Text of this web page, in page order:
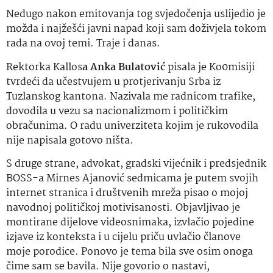
Nedugo nakon emitovanja tog svjedočenja uslijedio je
možda i najžešći javni napad koji sam doživjela tokom
rada na ovoj temi. Traje i danas.
Rektorka Kallosa Anka Bulatovićpisala je Ko0misiji
tvrdeći da učestvujem u protjerivanju Srba iz
Tuzlanskog kantona. Nazivala me radnicom trafike,
dovodila u vezu sa nacionalizmom i političkim
obračunima. O radu univerziteta kojim je rukovodila
nije napisala gotovo ništa.
S druge strane, advokat, gradski vijećnik i predsjednik
BOSS-a Mirnes Ajanović sedmicama je putem svojih
internet stranica i društvenih mreža pisao o mojoj
navodnoj političkoj motivisanosti. Objavljivao je
montirane dijelove videosnimaka, izvlačio pojedine
izjave iz konteksta i u cijelu priču uvlačio članove
moje porodice. Ponovo je tema bila sve osim onoga
čime sam se bavila. Nije govorio o nastavi,